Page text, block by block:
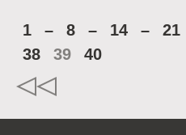
1 – 8 – 14 – 21
38
39 40